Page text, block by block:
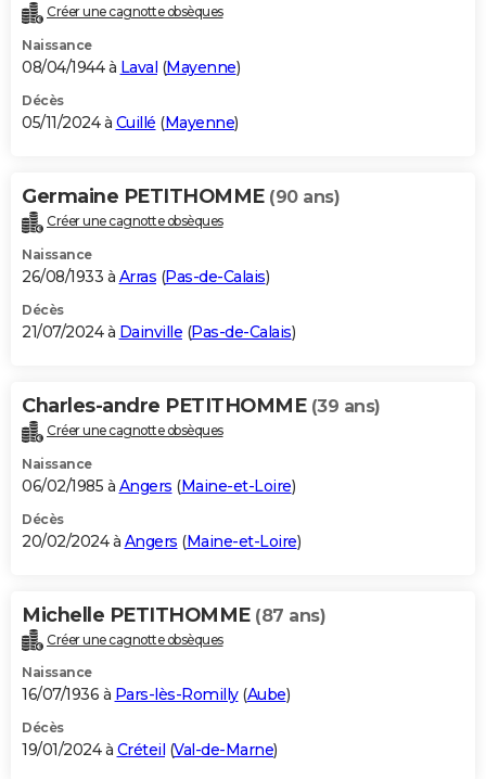
Créer une cagnotte obsèques
Naissance
08/04/1944 à Laval (Mayenne)
Décès
05/11/2024 à Cuillé (Mayenne)
Germaine PETITHOMME (90 ans)
Créer une cagnotte obsèques
Naissance
26/08/1933 à Arras (Pas-de-Calais)
Décès
21/07/2024 à Dainville (Pas-de-Calais)
Charles-andre PETITHOMME (39 ans)
Créer une cagnotte obsèques
Naissance
06/02/1985 à Angers (Maine-et-Loire)
Décès
20/02/2024 à Angers (Maine-et-Loire)
Michelle PETITHOMME (87 ans)
Créer une cagnotte obsèques
Naissance
16/07/1936 à Pars-lès-Romilly(Aube)
Décès
19/01/2024 à Créteil (Val-de-Marne)